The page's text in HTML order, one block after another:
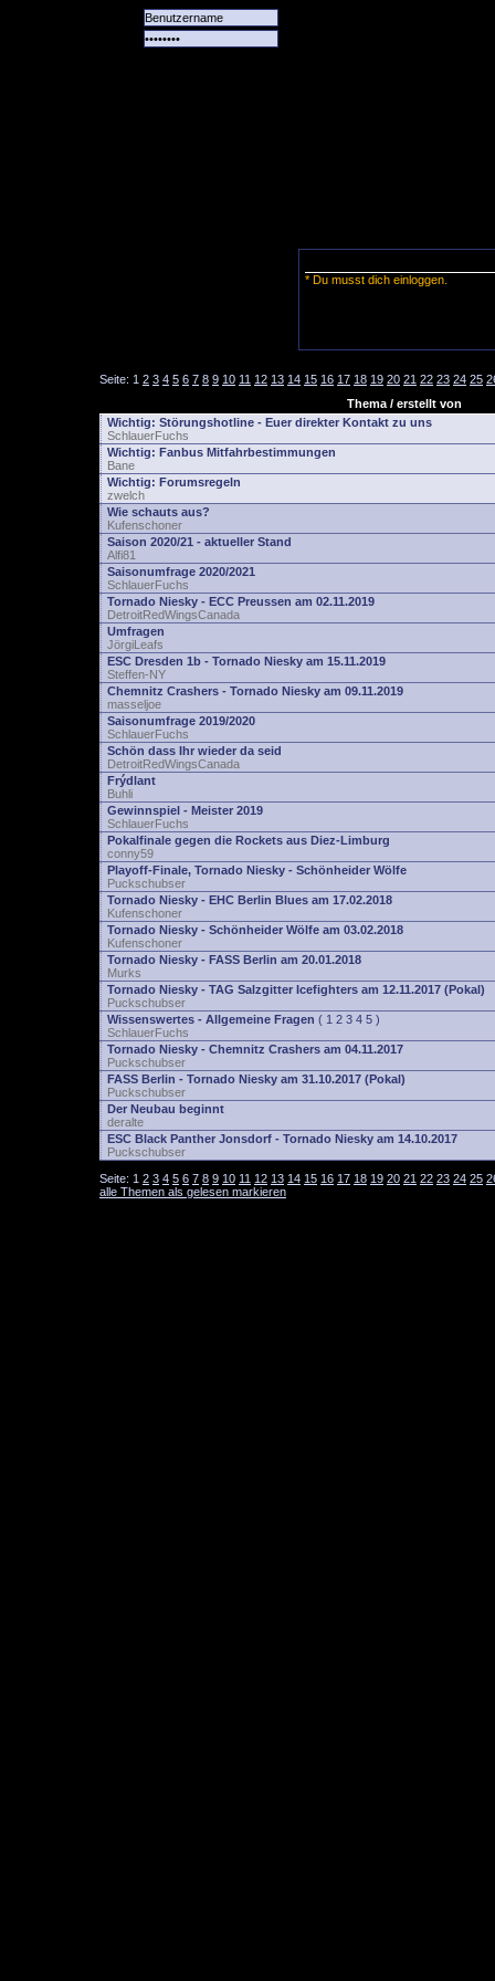
* Du musst dich einloggen.
Seite: 1 2 3 4 5 6 7 8 9 10 11 12 13 14 15 16 17 18 19 20 21 22 23 24 25
Thema / erstellt von
Wichtig: Störungshotline - Euer direkter Kontakt zu uns
SchlauerFuchs
Wichtig: Fanbus Mitfahrbestimmungen
Bane
Wichtig: Forumsregeln
zwelch
Wie schauts aus?
Kufenschoner
Saison 2020/21 - aktueller Stand
Alfi81
Saisonumfrage 2020/2021
SchlauerFuchs
Tornado Niesky - ECC Preussen am 02.11.2019
DetroitRedWingsCanada
Umfragen
JörgiLeafs
ESC Dresden 1b - Tornado Niesky am 15.11.2019
Steffen-NY
Chemnitz Crashers - Tornado Niesky am 09.11.2019
masseljoe
Saisonumfrage 2019/2020
SchlauerFuchs
Schön dass Ihr wieder da seid
DetroitRedWingsCanada
Frýdlant
Buhli
Gewinnspiel - Meister 2019
SchlauerFuchs
Pokalfinale gegen die Rockets aus Diez-Limburg
conny59
Playoff-Finale, Tornado Niesky - Schönheider Wölfe
Puckschubser
Tornado Niesky - EHC Berlin Blues am 17.02.2018
Kufenschoner
Tornado Niesky - Schönheider Wölfe am 03.02.2018
Kufenschoner
Tornado Niesky - FASS Berlin am 20.01.2018
Murks
Tornado Niesky - TAG Salzgitter Icefighters am 12.11.2017 (Pokal)
Puckschubser
Wissenswertes - Allgemeine Fragen ( 1 2 3 4 5 )
SchlauerFuchs
Tornado Niesky - Chemnitz Crashers am 04.11.2017
Puckschubser
FASS Berlin - Tornado Niesky am 31.10.2017 (Pokal)
Puckschubser
Der Neubau beginnt
deralte
ESC Black Panther Jonsdorf - Tornado Niesky am 14.10.2017
Puckschubser
Seite: 1 2 3 4 5 6 7 8 9 10 11 12 13 14 15 16 17 18 19 20 21 22 23 24 25
alle Themen als gelesen markieren